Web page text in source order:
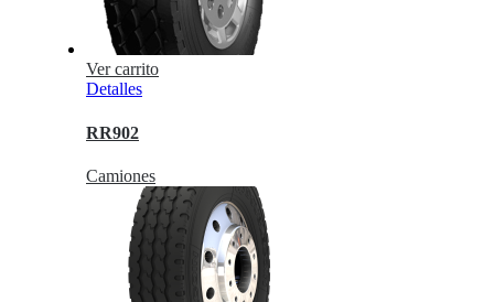
Ver carrito
Detalles
RR902
Camiones